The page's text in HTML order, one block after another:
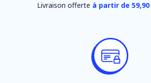
Livraison offerte à partir de 59,90